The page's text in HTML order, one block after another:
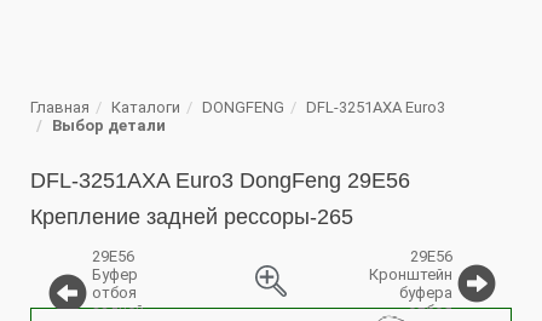
Главная Каталоги DONGFENG
DFL-3251AXA Euro3
Выбор детали
DFL-3251AXA Euro3 DongFeng 29Е56
Крепление задней рессоры-265
29Е56
Буфер
отбоя
задней
29Е56
Кронштейн
буфера
отбоя